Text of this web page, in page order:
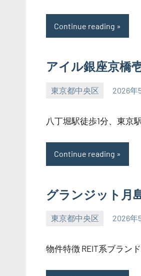
Continue reading
アイル銀座京橋
東京都中央区 2026年
SEZIMO
八丁堀駅徒歩1分、東京
Continue reading
グランジット月
東京都中央区 2026年
SEZIMO
物件特徴 REIT系ブラン